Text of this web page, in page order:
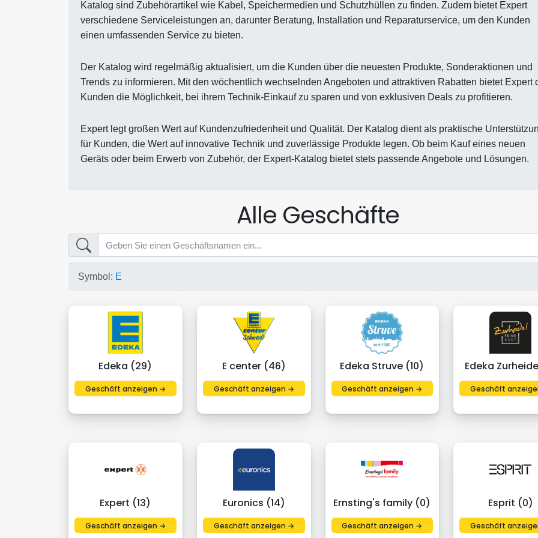
Katalog sind Zubehörartikel wie Kabel, Speichermedien und Schutzhüllen zu finden. Zudem bietet Expert
verschiedene Serviceleistungen an, darunter Beratung, Installation und Reparaturservice, um den Kunden
einen umfassenden Service zu bieten.
Der Katalog wird regelmäßig aktualisiert, um die Kunden über die neuesten Produkte, Sonderaktionen und
Trends zu informieren. Mit den wöchentlich wechselnden Angeboten und attraktiven Rabatten bietet Expert
Kunden die Möglichkeit, bei ihrem Technik-Einkauf zu sparen und von exklusiven Deals zu profitieren.
Expert legt großen Wert auf Kundenzufriedenheit und Qualität. Der Katalog dient als praktische
für Kunden, die Wert auf innovative Technik und zuverlässige Produkte legen. Ob beim Kauf eines neuen
Geräts oder beim Erwerb von Zubehör, der Expert-Katalog bietet stets passende Angebote und Lösungen.
Alle Geschäfte
Symbol: E
Edeka (29)
Geschäft anzeigen →
E center (46)
Geschäft anzeigen →
Edeka Struve (10)
Geschäft anzeigen →
Edeka
Geschäft
Expert (13)
Geschäft anzeigen →
Euronics (14)
Geschäft anzeigen →
Ernsting's family (0)
Geschäft anzeigen →
Esprit (0)
Geschäft